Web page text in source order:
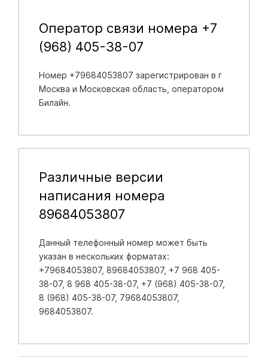
Оператор связи номера +7
(968) 405-38-07
Номер +79684053807 зарегистрирован в г
Москва и Московская область , оператором
Билайн.
Различные версии
написания номера
89684053807
Данный телефонный номер может быть
указан в нескольких форматах:
+79684053807, 89684053807, +7 968 405-
38-07, 8 968 405-38-07, +7 (968) 405-38-07,
8 (968) 405-38-07, 79684053807,
9684053807.